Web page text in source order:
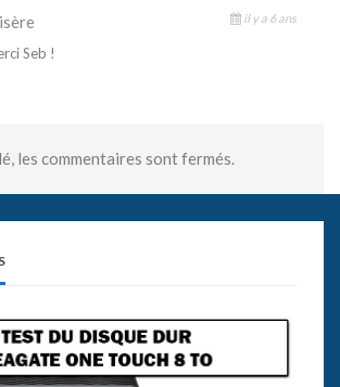
il y a 6 ans
Seb !
les commentaires sont fermés.